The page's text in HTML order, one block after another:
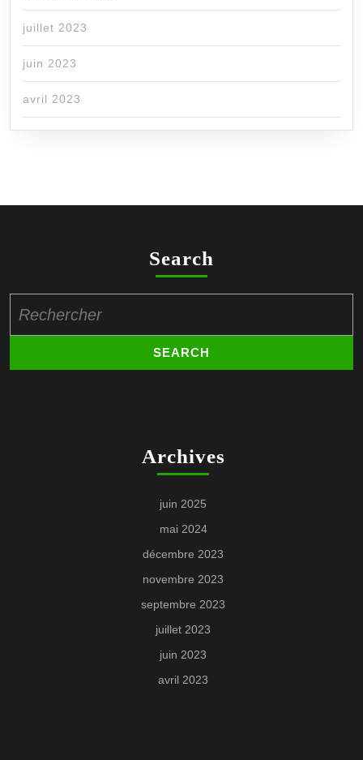
juillet 2023
juin 2023
avril 2023
Search
for:
Archives
juin 2025
mai 2024
décembre 2023
novembre 2023
septembre 2023
juillet 2023
juin 2023
avril 2023